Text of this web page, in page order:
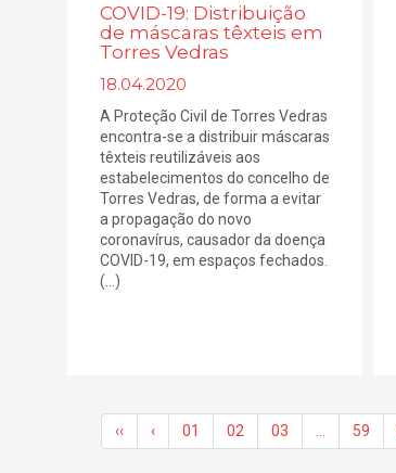
COVID-19: Distribuição
de máscaras têxteis em
Torres Vedras
18.04.2020
A Proteção Civil de Torres Vedras
encontra-se a distribuir máscaras
têxteis reutilizáveis aos
estabelecimentos do concelho de
Torres Vedras, de forma a evitar
a propagação do novo
coronavírus, causador da doença
COVID-19, em espaços fechados.
(...)
‹‹ ‹ 01 02 03 59